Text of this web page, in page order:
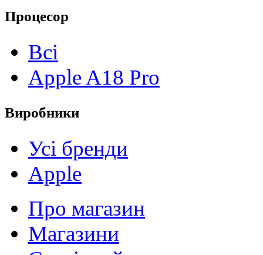
Процесор
Всі
Apple A18 Pro
Виробники
Усі бренди
Apple
Про магазин
Магазини